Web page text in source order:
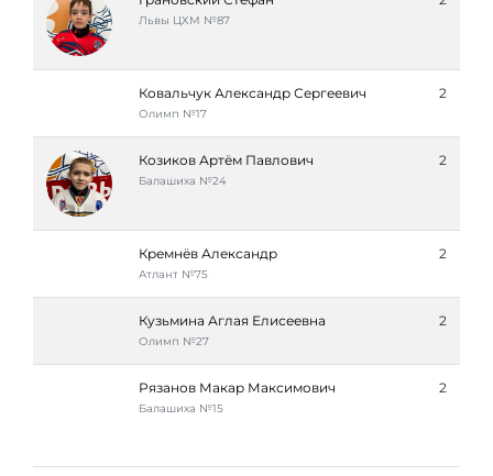
Львы ЦХМ №87
Ковальчук Александр Сергеевич
Олимп №17
2
Козиков Артём Павлович
Балашиха №24
2
Кремнёв Александр
Атлант №75
2
Кузьмина Аглая Елисеевна
Олимп №27
2
Рязанов Макар Максимович
Балашиха №15
2